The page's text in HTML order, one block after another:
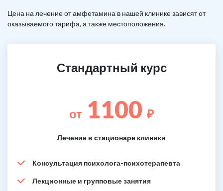
Цена на лечение от амфетамина в нашей клинике зависят от
оказываемого тарифа, а также местоположения.
Стандартный курс
от 1100 ₽
Лечение в стационаре клиники
Консультация психолога-психотерапевта
Лекционные и групповые занятия